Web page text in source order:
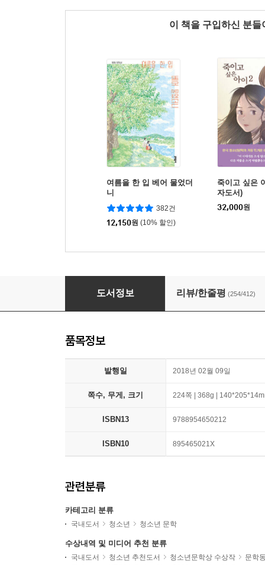
이 책을 구입하신 분
여름을 한 입 베어 물었더
니
382건
12,150원 (10% 할인)
죽이고 싶은
자도서)
32,000원
세계를 건너 너에게 갈게
도서정보 리뷰/한줄평 (254/412)
품목정보
발행일 2018년 02월 09일
쪽수, 무게, 크기 224쪽 | 368g |
ISBN13 9788954650212
ISBN10 895465021X
관련분류
카테고리 분류
국내도서 청소년 청소년 문학
수상내역 및 미디어 추천 분류
국내도서 청소년 추천도서 청소년문학상 수상작
문학